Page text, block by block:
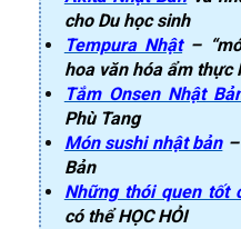
cho Du học sinh
Tempura Nhật–
hoa văn hóa ẩm thực
Tắm Onsen Nhật
Phù Tang
Món sushi nhật bản–
Bản
Những thói quen tốt
có thể HỌC HỎI